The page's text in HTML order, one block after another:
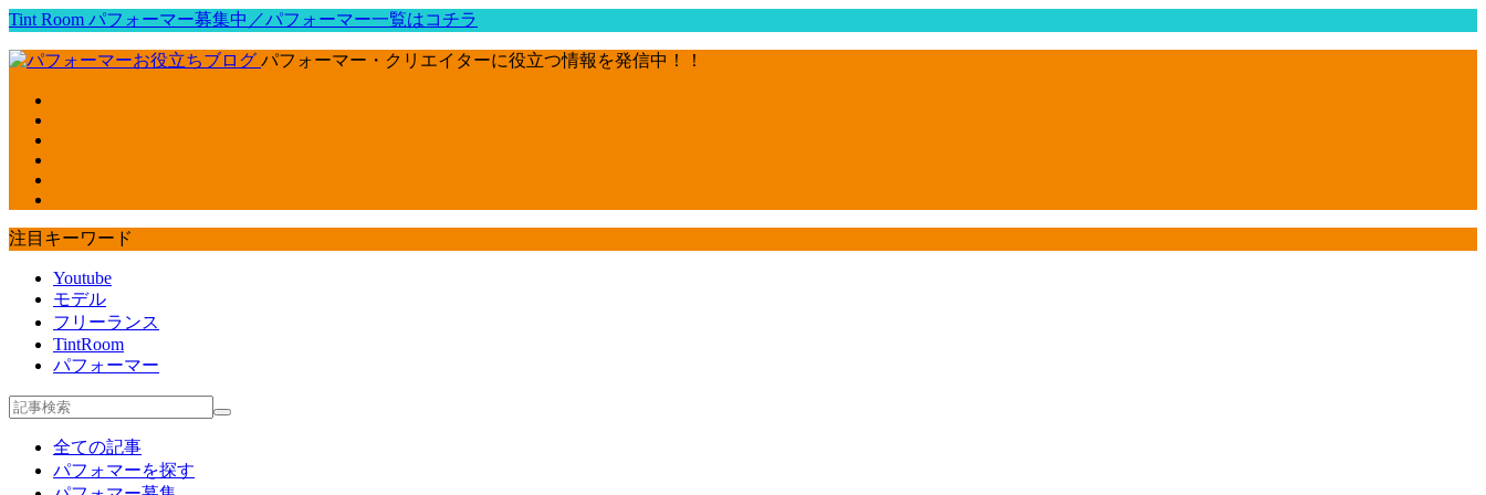
Tint Room パフォーマー募集中／パフォーマー一覧はコチラ
パフォーマー・クリエイターに役立つ情報を発信中！！
注目キーワード
Youtube
モデル
フリーランス
TintRoom
パフォーマー
全ての記事
パフォマーを探す